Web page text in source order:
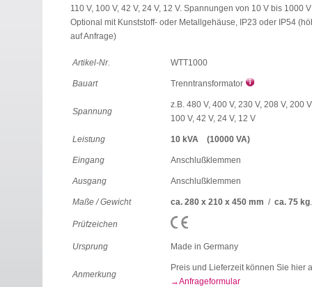
110 V, 100 V, 42 V, 24 V, 12 V. Spannungen von 10 V bis 1000
Optional mit Kunststoff- oder Metallgehäuse, IP23 oder IP54
auf Anfrage)
Artikel-Nr. WTT1000
Bauart Trenntransformator
Spannung
z.B. 480 V, 400 V, 230 V, 208 V, 200
100 V, 42 V, 24 V, 12 V
Leistung 10 kVA (10000 VA)
Eingang Anschlußklemmen
Ausgang Anschlußklemmen
Maße / Gewicht ca. 280 x 210 x 450 mm / ca. 75 kg
Prüfzeichen
Ursprung Made in Germany
Anmerkung
Preis und Lieferzeit können Sie hier
Anfrageformular